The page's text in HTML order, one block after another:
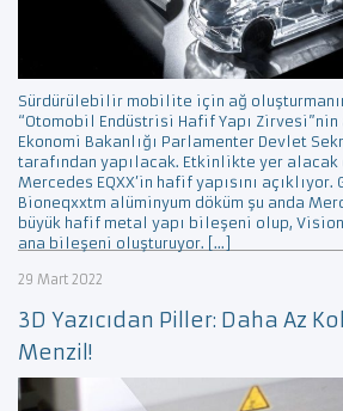
Sürdürülebilir mobilite için ağ
“Otomobil Endüstrisi Hafif Yapı Zirvesi”nin
Ekonomi Bakanlığı Parlamenter Devlet
tarafından yapılacak. Etkinlikte yer alacak
Mercedes EQXX’in hafif yapısını
Bioneqxxtm alüminyum döküm şu anda
büyük hafif metal yapı bileşeni olup, Vision
ana bileşeni oluşturuyor. […]
29 Mart 2022
3D Yazıcıdan Piller: Daha Az
Menzil!